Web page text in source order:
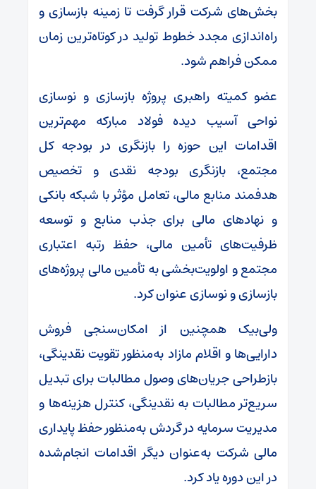
بخش‌های شرکت قرار گرفت تا زمینه بازسازی و
راه‌اندازی مجدد خطوط تولید در کوتاه‌ترین زمان
ممکن فراهم شود.
عضو کمیته راهبری پروژه بازسازی و نوسازی
نواحی آسیب دیده فولاد مبارکه مهم‌ترین
اقدامات این حوزه را بازنگری در بودجه کل
مجتمع، بازنگری بودجه نقدی و تخصیص
هدفمند منابع مالی، تعامل مؤثر با شبکه بانکی
و نهاد‌های مالی برای جذب منابع و توسعه
ظرفیت‌های تأمین مالی، حفظ رتبه اعتباری
مجتمع و اولویت‌بخشی به تأمین مالی پروژه‌های
بازسازی و نوسازی عنوان کرد.
ولی‌بیک همچنین از امکان‌سنجی فروش
دارایی‌ها و اقلام مازاد به‌منظور تقویت نقدینگی،
بازطراحی جریان‌های وصول مطالبات برای تبدیل
سریع‌تر مطالبات به نقدینگی، کنترل هزینه‌ها و
مدیریت سرمایه در گردش به‌منظور حفظ پایداری
مالی شرکت به‌عنوان دیگر اقدامات انجام‌شده
در این دوره یاد کرد.